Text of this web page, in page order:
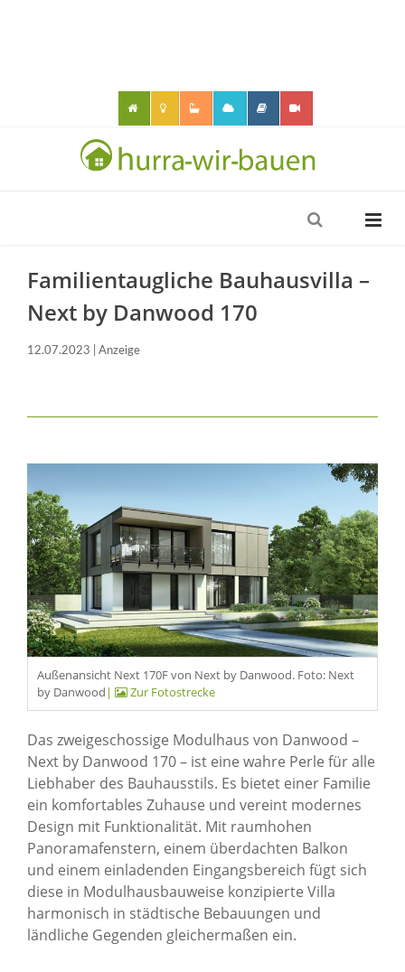
Familientaugliche Bauhausvilla –
Next by Danwood 170
12.07.2023 | Anzeige
Außenansicht Next 170F von Next by Danwood. Foto: Next
by Danwood | Zur Fotostrecke
Das zweigeschossige Modulhaus von Danwood –
Next by Danwood 170 – ist eine wahre Perle für alle
Liebhaber des Bauhausstils. Es bietet einer Familie
ein komfortables Zuhause und vereint modernes
Design mit Funktionalität. Mit raumhohen
Panoramafenstern, einem überdachten Balkon
und einem einladenden Eingangsbereich fügt sich
diese in Modulhausbauweise konzipierte Villa
harmonisch in städtische Bebauungen und
ländliche Gegenden gleichermaßen ein.